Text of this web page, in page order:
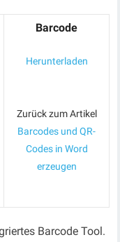
Barcode
Herunterladen
Zurück zum Artikel
Barcodes und QR-
Codes in Word
erzeugen
Barcode Tool.